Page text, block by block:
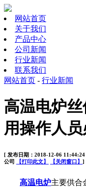
网站首页
关于我们
产品中心
公司新闻
行业新闻
联系我们
网站首页 - 行业新闻
高温电炉
用操作人员
[ 发布日期：2018-12-06
公司
【打印此文】 【关闭窗口】 ]
高温电炉主要供合